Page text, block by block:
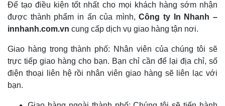
Để tạo điều kiện tốt nhất cho mọi khách hàng sớm nhận
được thành phẩm in ấn của mình,Công ty In Nhanh –
innhanh.com.vn cung cấp dịch vụ giao hàng tận nơi.
Giao hàng trong thành phố: Nhân viên của chúng tôi sẽ
trực tiếp giao hàng cho bạn. Bạn chỉ cần để lại địa chỉ, số
điện thoại liên hệ rồi nhân viên giao hàng sẽ liên lạc với
bạn.